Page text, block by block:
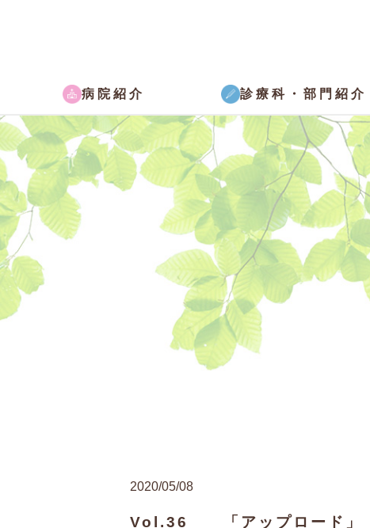
病院紹介 診療科・部門紹介
2020/05/08
Vol.36 「アップロード」